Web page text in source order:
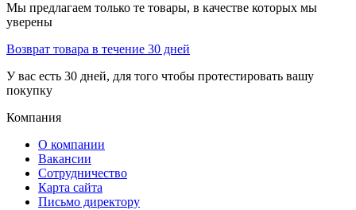
Мы предлагаем только те товары, в качестве которых мы
уверены
Возврат товара в течение 30 дней
У вас есть 30 дней, для того чтобы протестировать вашу
покупку
Компания
О компании
Вакансии
Сотрудничество
Карта сайта
Письмо директору